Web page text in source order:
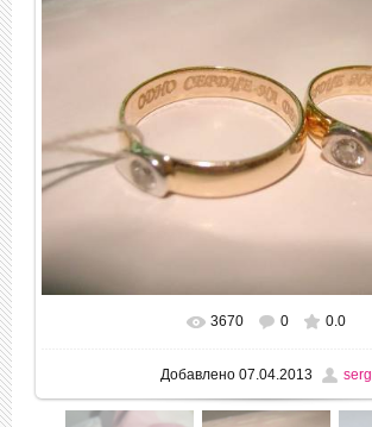
В реальном размере 695x521
3670 0 0.0
Добавлено 07.04.2013 serg